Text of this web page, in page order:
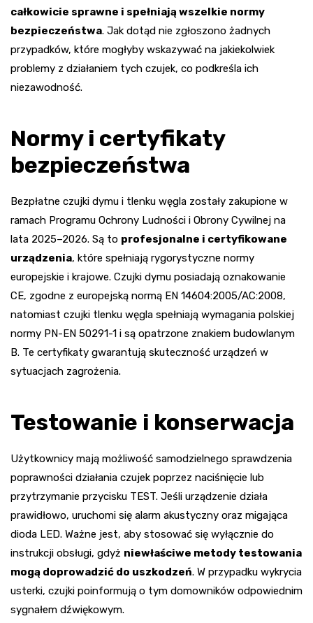
całkowicie sprawne i spełniają wszelkie normy
bezpieczeństwa. Jak dotąd nie zgłoszono żadnych
przypadków, które mogłyby wskazywać na jakiekolwiek
problemy z działaniem tych czujek, co podkreśla ich
niezawodność.
Normy i certyfikaty
bezpieczeństwa
Bezpłatne czujki dymu i tlenku węgla zostały zakupione w
ramach Programu Ochrony Ludności i Obrony Cywilnej na
lata 2025–2026. Są to profesjonalne i certyfikowane
urządzenia, które spełniają rygorystyczne normy
europejskie i krajowe. Czujki dymu posiadają oznakowanie
CE, zgodne z europejską normą EN 14604:2005/AC:2008,
natomiast czujki tlenku węgla spełniają wymagania polskiej
normy PN-EN 50291-1 i są opatrzone znakiem budowlanym
B. Te certyfikaty gwarantują skuteczność urządzeń w
sytuacjach zagrożenia.
Testowanie i konserwacja
Użytkownicy mają możliwość samodzielnego sprawdzenia
poprawności działania czujek poprzez naciśnięcie lub
przytrzymanie przycisku TEST. Jeśli urządzenie działa
prawidłowo, uruchomi się alarm akustyczny oraz migająca
dioda LED. Ważne jest, aby stosować się wyłącznie do
instrukcji obsługi, gdyż niewłaściwe metody testowania
mogą doprowadzić do uszkodzeń. W przypadku wykrycia
usterki, czujki poinformują o tym domowników odpowiednim
sygnałem dźwiękowym.